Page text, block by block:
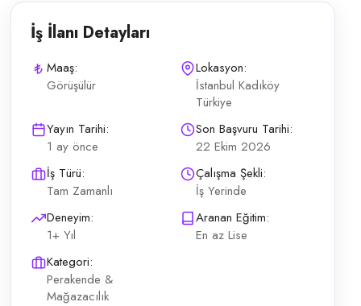
arası dondurma servisi ve tezgah düzeninin
İş İlanı Detayları
Maaş:
Görüşülür
Lokasyon:
İstanbul Kadıköy
Türkiye
Yayın Tarihi:
1 ay önce
Son Başvuru Tarihi:
22 Ekim 2026
İş Türü:
Tam Zamanlı
Çalışma Şekli:
İş Yerinde
Deneyim:
1+ Yıl
Aranan Eğitim:
En az Lise
Kategori:
Perakende &
Mağazacılık